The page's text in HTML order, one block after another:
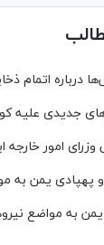
درباره
جدیدی علیه
امور خارجه
پهپادی یمن به
یمن به مواضع